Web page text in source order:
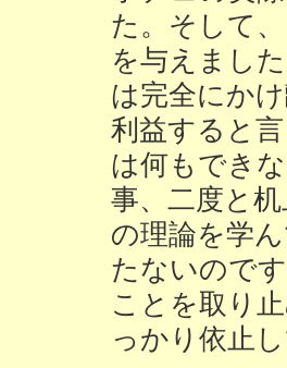
た。そして
を与えまし
は完全にか
利益すると
は何もでき
事、二度と
の理論を学
たないので
ことを取り
っかり依止